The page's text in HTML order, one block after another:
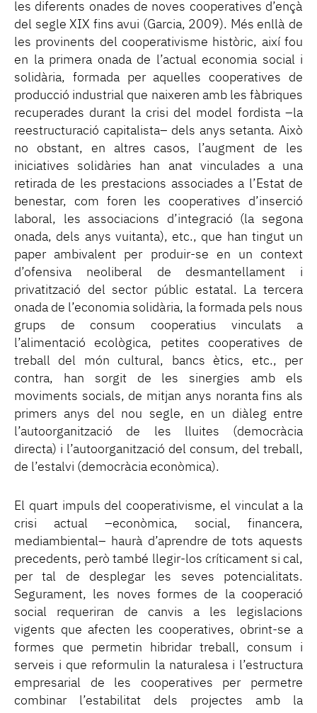
les diferents onades de noves cooperatives d’ençà
del segle XIX fins avui (Garcia, 2009). Més enllà de
les provinents del cooperativisme històric, així fou
en la primera onada de l’actual economia social i
solidària, formada per aquelles cooperatives de
producció industrial que naixeren amb les fàbriques
recuperades durant la crisi del model fordista –la
reestructuració capitalista– dels anys setanta. Això
no obstant, en altres casos, l’augment de les
iniciatives solidàries han anat vinculades a una
retirada de les prestacions associades a l’Estat de
benestar, com foren les cooperatives d’inserció
laboral, les associacions d’integració (la segona
onada, dels anys vuitanta), etc., que han tingut un
paper ambivalent per produir-se en un context
d’ofensiva neoliberal de desmantellament i
privatització del sector públic estatal. La tercera
onada de l’economia solidària, la formada pels nous
grups de consum cooperatius vinculats a
l’alimentació ecològica, petites cooperatives de
treball del món cultural, bancs ètics, etc., per
contra, han sorgit de les sinergies amb els
moviments socials, de mitjan anys noranta fins als
primers anys del nou segle, en un diàleg entre
l’autoorganització de les lluites (democràcia
directa) i l’autoorganització del consum, del treball,
de l’estalvi (democràcia econòmica).
El quart impuls del cooperativisme, el vinculat a la
crisi actual –econòmica, social, financera,
mediambiental– haurà d’aprendre de tots aquests
precedents, però també llegir-los críticament si cal,
per tal de desplegar les seves potencialitats.
Segurament, les noves formes de la cooperació
social requeriran de canvis a les legislacions
vigents que afecten les cooperatives, obrint-se a
formes que permetin hibridar treball, consum i
serveis i que reformulin la naturalesa i l’estructura
empresarial de les cooperatives per permetre
combinar l’estabilitat dels projectes amb la